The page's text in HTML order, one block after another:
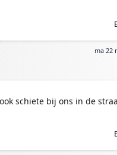
ma 22
schiete bij ons in de